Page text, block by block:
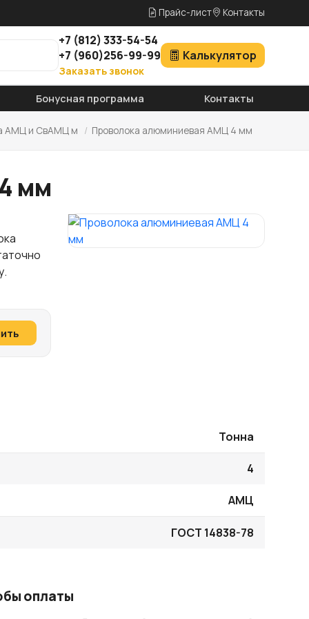
Прайс-лист Контакты
+7 (812)333-54-54
+7 (960)256-99-99
Заказать звонок
Калькулятор
Бонусная программа Контакты
АМЦ и СвАМЦ м / Проволока алюминиевая АМЦ 4 мм
мм
Тонна
4
АМЦ
ГОСТ 14838-78
оплаты